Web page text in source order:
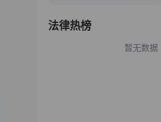
法律热榜
暂无数据